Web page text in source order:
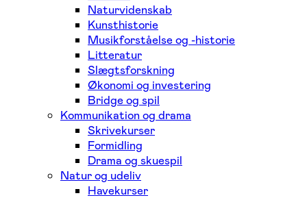
Naturvidenskab
Kunsthistorie
Musikforståelse og -historie
Litteratur
Slægtsforskning
Økonomi og investering
Bridge og spil
Kommunikation og drama
Skrivekurser
Formidling
Drama og skuespil
Natur og udeliv
Havekurser